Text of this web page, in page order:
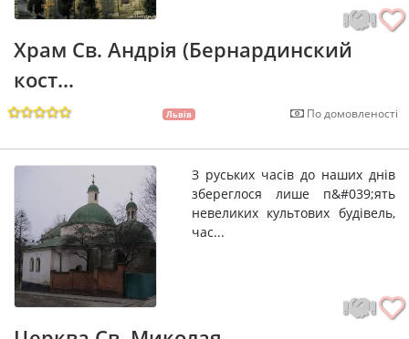
Храм Св. Андрія (Бернардинский
кост...
Львів По домовленості
З руських часів до наших днів
збереглося лише п&#039;ять
невеликих культових будівель,
час...